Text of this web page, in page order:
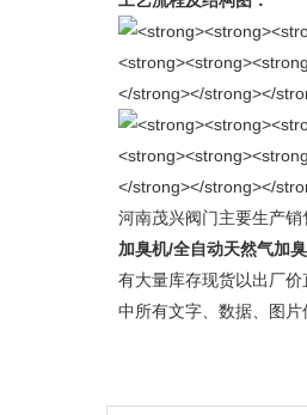
河南茂兴阀门主要生产销
加臭机/全自动天然气加
有大量库存现货以出厂
中所有文字、数据、图片